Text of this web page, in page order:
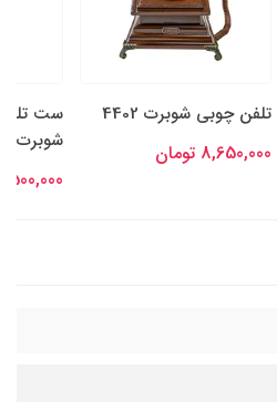
تلفن چوبی شوبرت 4402
8,650,000 تومان
ست
شوبرت 4201
14,500,000